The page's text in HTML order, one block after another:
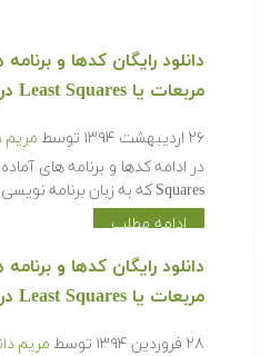
‫‫دانلود رایگان کدها و
مربعات یا Least Squares در متلب‬‬ — فهرست اصلی
۲۶ اردیبهشت ۱۳۹۴ توسط مریم
Squares که به زبان برنامه نویسی متلب پیاده…
ادامه مطلب
‫‫دانلود رایگان کدها و
مربعات یا Least Squares در متلب‬‬ — بخش هشتم
۲۸ فروردین ۱۳۹۴ توسط مریم